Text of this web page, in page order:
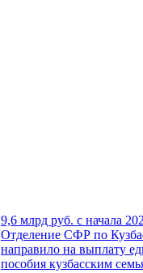
9,6 млрд руб. с начала
Отделение СФР по
направило на выплату
пособия кузбасским